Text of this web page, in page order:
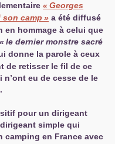
«Georges
son camp » a été diffusé
hommage à celui que
«le dernier monstre sacré
donne la parole à ceux
de retisser le fil de ce
eu de cesse de le
pour un dirigeant
simple qui
camping en France avec